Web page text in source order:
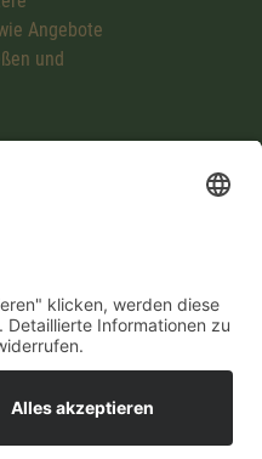
Angebote
und
Einstellungen